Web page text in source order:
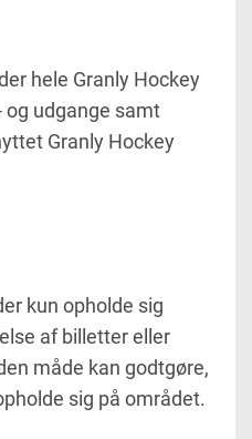
hele Granly Hockey
og udgange samt
Granly Hockey
kun opholde sig
af billetter eller
måde kan godtgøre,
sig på området.